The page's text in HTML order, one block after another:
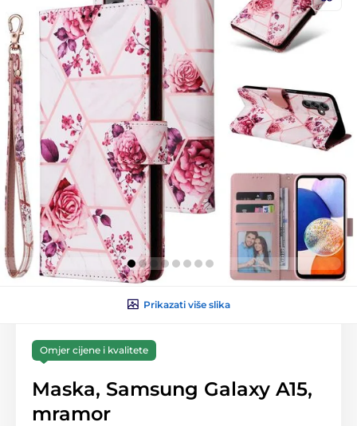
Prikazati više slika
Omjer cijene i kvalitete
Maska, Samsung Galaxy A15,
mramor